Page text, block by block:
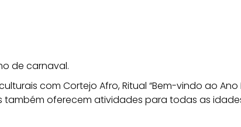
de carnaval.
com Cortejo Afro, Ritual “Bem-vindo ao
também oferecem atividades para todas as